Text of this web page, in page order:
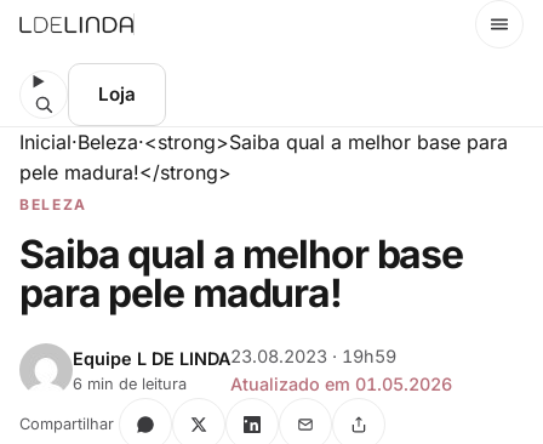
Menu
Loja
Inicial·Beleza·<strong>Saiba qual a melhor base para
pele madura!</strong>
BELEZA
Saiba qual a melhor base
para pele madura!
Equipe L DE LINDA
6 min de leitura
23.08.2023 · 19h59
Atualizado em 01.05.2026
Compartilhar